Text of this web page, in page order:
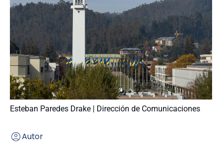
Esteban Paredes Drake | Dirección de Comunicaciones
Autor